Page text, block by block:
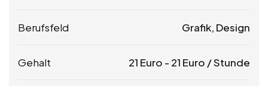
Berufsfeld Grafik, Design
Gehalt 21 Euro - 21 Euro / Stunde